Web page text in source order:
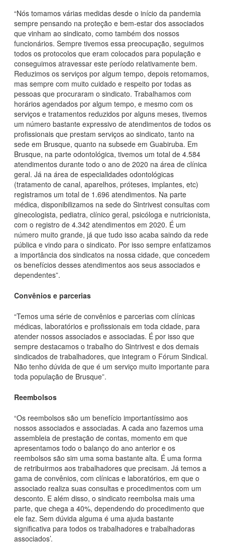
“Nós tomamos várias medidas desde o início da pandemia
sempre pensando na proteção e bem-estar dos associados
que vinham ao sindicato, como também dos nossos
funcionários. Sempre tivemos essa preocupação, seguimos
todos os protocolos que eram colocados para população e
conseguimos atravessar este período relativamente bem.
Reduzimos os serviços por algum tempo, depois retomamos,
mas sempre com muito cuidado e respeito por todas as
pessoas que procuraram o sindicato. Trabalhamos com
horários agendados por algum tempo, e mesmo com os
serviços e tratamentos reduzidos por alguns meses, tivemos
um número bastante expressivo de atendimentos de todos os
profissionais que prestam serviços ao sindicato, tanto na
sede em Brusque, quanto na subsede em Guabiruba. Em
Brusque, na parte odontológica, tivemos um total de 4.584
atendimentos durante todo o ano de 2020 na área de clínica
geral. Já na área de especialidades odontológicas
(tratamento de canal, aparelhos, próteses, implantes, etc)
registramos um total de 1.696 atendimentos. Na parte
médica, disponibilizamos na sede do Sintrivest consultas com
ginecologista, pediatra, clínico geral, psicóloga e nutricionista,
com o registro de 4.342 atendimentos em 2020. É um
número muito grande, já que tudo isso acaba saindo da rede
pública e vindo para o sindicato. Por isso sempre enfatizamos
a importância dos sindicatos na nossa cidade, que concedem
os benefícios desses atendimentos aos seus associados e
dependentes”.
Convênios e parcerias
“Temos uma série de convênios e parcerias com clínicas
médicas, laboratórios e profissionais em toda cidade, para
atender nossos associados e associadas. É por isso que
sempre destacamos o trabalho do Sintrivest e dos demais
sindicados de trabalhadores, que integram o Fórum Sindical.
Não tenho dúvida de que é um serviço muito importante para
toda população de Brusque”.
Reembolsos
“Os reembolsos são um benefício importantíssimo aos
nossos associados e associadas. A cada ano fazemos uma
assembleia de prestação de contas, momento em que
apresentamos todo o balanço do ano anterior e os
reembolsos são sim uma soma bastante alta. É uma forma
de retribuirmos aos trabalhadores que precisam. Já temos a
gama de convênios, com clínicas e laboratórios, em que o
associado realiza suas consultas e procedimentos com um
desconto. E além disso, o sindicato reembolsa mais uma
parte, que chega a 40%, dependendo do procedimento que
ele faz. Sem dúvida alguma é uma ajuda bastante
significativa para todos os trabalhadores e trabalhadoras
associados’.